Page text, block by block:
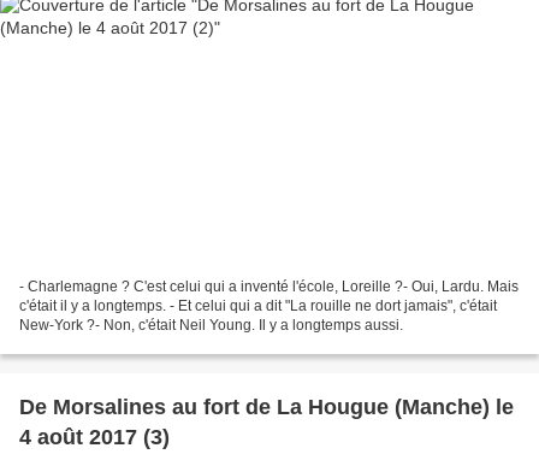
- Charlemagne ? C'est celui qui a inventé l'école, Loreille ?- Oui, Lardu. Mais
c'était il y a longtemps. - Et celui qui a dit "La rouille ne dort jamais", c'était
New-York ?- Non, c'était Neil Young. Il y a longtemps aussi.
De Morsalines au fort de La Hougue (Manche) le
4 août 2017 (3)